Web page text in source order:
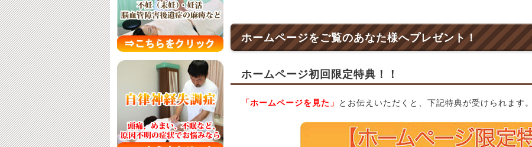
ホームページをご覧のあなた様へプレゼント！
ホームページ初回限定特典！！
「ホームページを見た」 とお伝えいただくと、下記特典が受けられます。